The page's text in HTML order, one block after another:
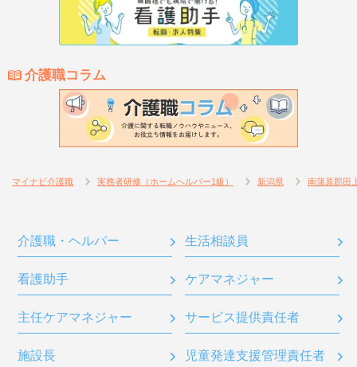
介護職コラム
マイナビ介護職 実務者研修（ホームヘルパー1級） 新潟県 南蒲原郡田
介護職・ヘルパー 生活相談員
看護助手 ケアマネジャー
主任ケアマネジャー サービス提供責任者
施設長 児童発達支援管理責任者